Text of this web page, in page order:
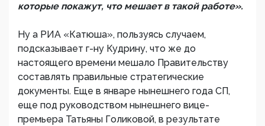
которые покажут, что мешает в такой работе».
Ну а РИА «Катюша», пользуясь случаем,
подсказывает г-ну Кудрину, что же до
настоящего времени мешало Правительству
составлять правильные стратегические
документы. Еще в январе нынешнего года СП,
еще под руководством нынешнего вице-
премьера Татьяны Голиковой, в результате